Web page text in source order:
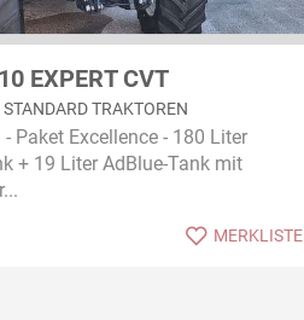
EXPERT CVT
TRAKTOREN
Paket Excellence - 180 Liter
+ 19 Liter AdBlue-Tank mit
MERKLISTE